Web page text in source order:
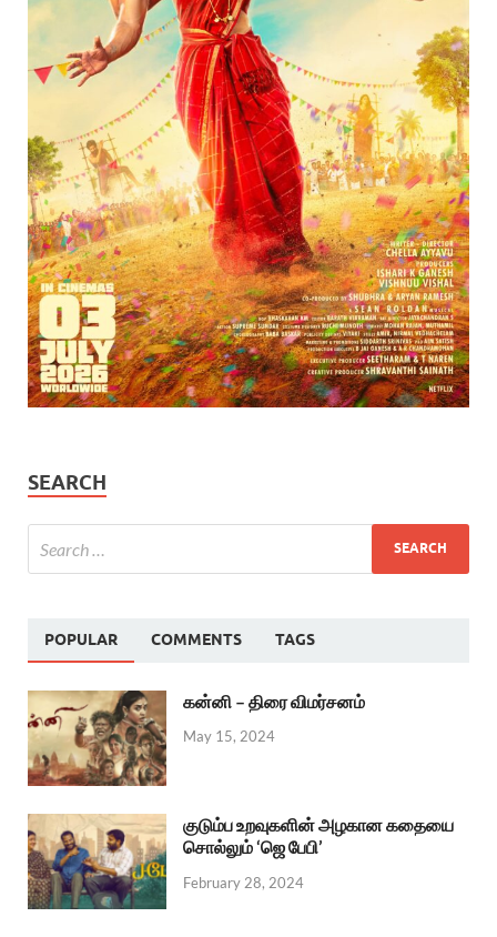
SEARCH
POPULAR COMMENTS TAGS
கன்னி – திரை விமர்சனம்
May 15, 2024
குடும்ப உறவுகளின் அழகான கதையை
சொல்லும் ‘ஜெ பேபி’
February 28, 2024